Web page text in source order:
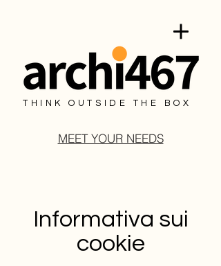
THINK OUTSIDE THE BOX
MEET YOUR NEEDS
Informativa sui
cookie